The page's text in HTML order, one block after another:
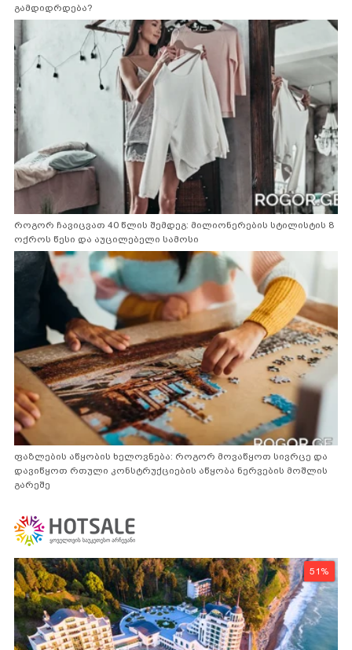
გამდიდრდება?
როგორ ჩავიცვათ 40 წლის შემდეგ: მილიონერების სტილისტის 8
ოქროს წესი და აუცილებელი სამოსი
ფაზლების აწყობის ხელოვნება: როგორ მოვაწყოთ სივრცე და
დავიწყოთ რთული კონსტრუქციების აწყობა ნერვების მოშლის
გარეშე
51%